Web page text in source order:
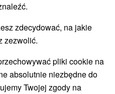
(4) Pokaż wszystko
zdecydować, na jakie
zezwolić.
pliki cookie na
absolutnie niezbędne do
Twojej zgody na